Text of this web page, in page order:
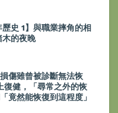
歷史 1】與職業摔角的相
木的夜晚
傷雖曾被診斷無法恢
健，「尋常之外的恢
竟然能恢復到這程度」